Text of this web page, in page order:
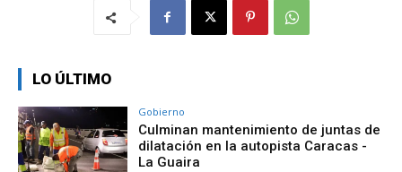
LO ÚLTIMO
Gobierno
Culminan mantenimiento de juntas de
dilatación en la autopista Caracas -
La Guaira